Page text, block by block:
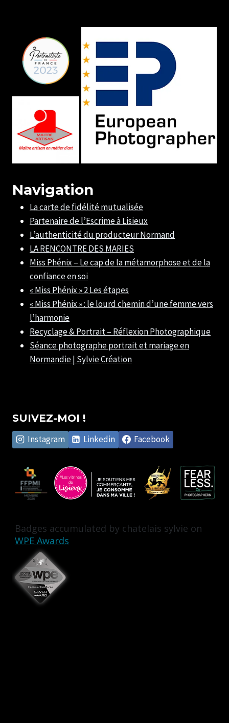
Navigation
La carte de fidélité mutualisée
Partenaire de l’Escrime à Lisieux
L’authenticité du producteur Normand
LA RENCONTRE DES MARIES
Miss Phénix – Le cap de la métamorphose et de la
confiance en soi
« Miss Phénix » 2 Les étapes
« Miss Phénix » : le lourd chemin d’une femme vers
l’harmonie
Recyclage & Portrait – Réflexion Photographique
Séance photographe portrait et mariage en
Normandie | Sylvie Création
SUIVEZ-MOI !
Instagram Linkedin Facebook